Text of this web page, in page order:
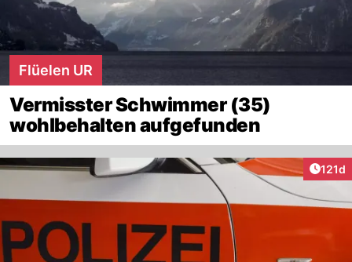
Flüelen UR
Vermisster Schwimmer (35)
wohlbehalten aufgefunden
121d